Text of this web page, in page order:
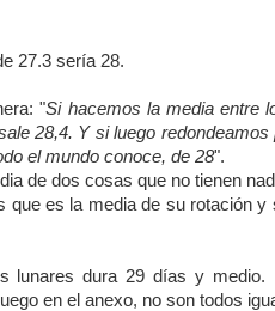
27.3 sería 28.
"Si hacemos la media entre
28,4. Y si luego redondeamos
el mundo conoce, de 28".
de dos cosas que no tienen
que es la media de su rotación y
lunares dura 29 días y medio.
en el anexo, no son todos